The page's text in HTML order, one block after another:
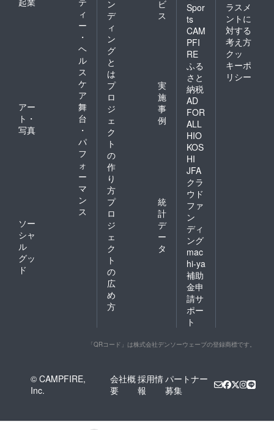
ィ
ー
・
ヘ
ル
ス
ケ
ア
アー
ト・
写真
舞
台
・
パ
フ
ォ
ー
マ
ン
ス
ソー
シャ
ル
グッ
ド
ン
デ
ィ
ン
グ
と
は
ビ
ス
プ
ロ
ジ
ェ
ク
ト
の
作
り
方
実
施
事
例
プ
ロ
ジ
ェ
ク
ト
の
広
め
方
統
計
デ
ー
タ
Spor
ts
CAM
PFI
RE
ふる
さと
納税
AD
FOR
ALL
HIO
KOS
HI
JFA
クラ
ウド
ファ
ン
ディ
ング
mac
hi-ya
補助
金申
請サ
ポー
ト
ラスメ
ントに
対する
考え方
クッ
キーポ
リシー
「QRコード」は株式会社デンソーウェーブの登録商標です。
© CAMPFIRE,
Inc.
会社概
要
採用情
報
パートナー
募集